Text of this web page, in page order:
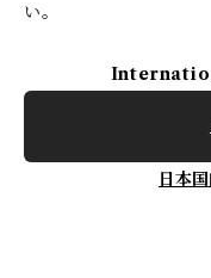
い。
日本